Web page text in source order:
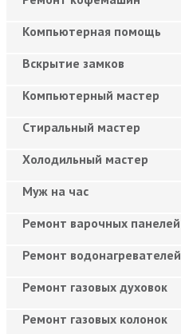
Компьютерная помощь
Вскрытие замков
Компьютерный мастер
Cтиральный мастер
Холодильный мастер
Муж на час
Ремонт варочных панелей
Ремонт водонагревателей
Ремонт газовых духовок
Ремонт газовых колонок